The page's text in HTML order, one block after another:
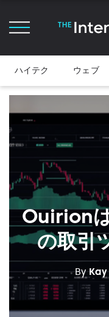
ハイテク ウェブ
Ouirion
の取引
ByKay